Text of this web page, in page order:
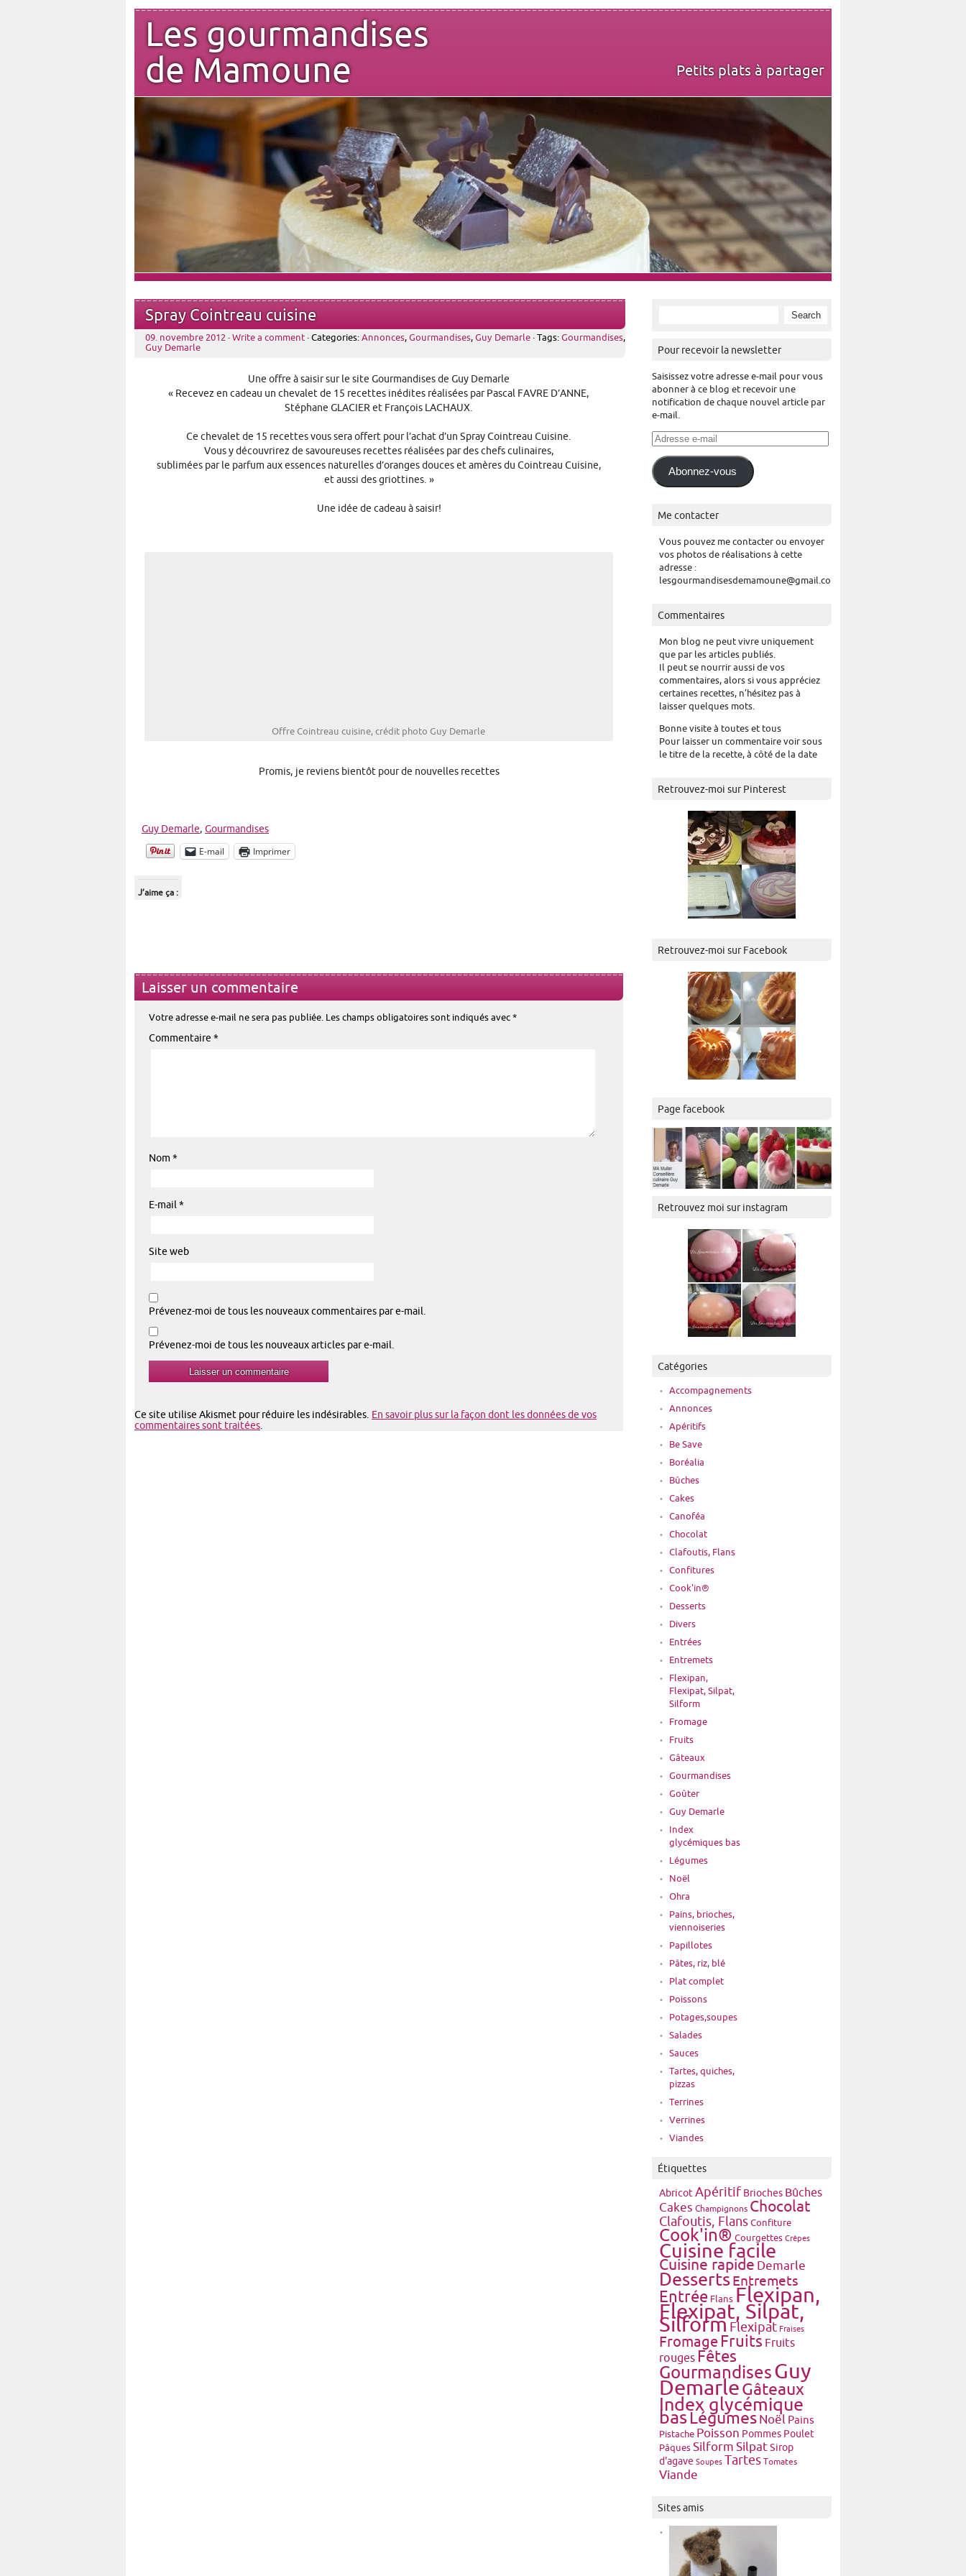
Les gourmandises
de Mamoune
Petits plats à partager
Spray Cointreau cuisine
09. novembre 2012 · Write a comment · Categories: Annonces, Gourmandises, Guy Demarle · Tags: Gourmandises,
Guy Demarle
Une offre à saisir sur le site Gourmandises de Guy Demarle
« Recevez en cadeau un chevalet de 15 recettes inédites réalisées par Pascal FAVRE D’ANNE,
Stéphane GLACIER et François LACHAUX.
Ce chevalet de 15 recettes vous sera offert pour l’achat d’un Spray Cointreau Cuisine.
Vous y découvrirez de savoureuses recettes réalisées par des chefs culinaires,
sublimées par le parfum aux essences naturelles d’oranges douces et amères du Cointreau Cuisine,
et aussi des griottines. »
Une idée de cadeau à saisir!
Offre Cointreau cuisine, crédit photo Guy Demarle
Promis, je reviens bientôt pour de nouvelles recettes
Guy Demarle, Gourmandises
E-mail Imprimer
J’aime ça :
Laisser un commentaire
Votre adresse e-mail ne sera pas publiée. Les champs obligatoires sont indiqués avec *
Commentaire *
Nom *
E-mail *
Site web
Prévenez-moi de tous les nouveaux commentaires par e-mail.
Prévenez-moi de tous les nouveaux articles par e-mail.
Ce site utilise Akismet pour réduire les indésirables. En savoir plus sur la façon dont les données de vos
commentaires sont traitées.
Pour recevoir la newsletter
Saisissez votre adresse e-mail pour vous
abonner à ce blog et recevoir une
notification de chaque nouvel article par
e-mail.
Adresse
mail
Abonnez-vous
Me contacter
Vous pouvez me contacter ou envoyer
vos photos de réalisations à cette
adresse :
lesgourmandisesdemamoune@gmail.com
Commentaires
Mon blog ne peut vivre uniquement
que par les articles publiés.
Il peut se nourrir aussi de vos
commentaires, alors si vous appréciez
certaines recettes, n’hésitez pas à
laisser quelques mots.
Bonne visite à toutes et tous
Pour laisser un commentaire voir sous
le titre de la recette, à côté de la date
Retrouvez-moi sur Pinterest
Retrouvez-moi sur Facebook
Page facebook
Retrouvez moi sur instagram
Catégories
Accompagnements
Annonces
Apéritifs
Be Save
Boréalia
Bûches
Cakes
Canoféa
Chocolat
Clafoutis, Flans
Confitures
Cook'in®
Desserts
Divers
Entrées
Entremets
Flexipan,
Flexipat, Silpat,
Silform
Fromage
Fruits
Gâteaux
Gourmandises
Goûter
Guy Demarle
Index
glycémiques bas
Légumes
Noël
Ohra
Pains, brioches,
viennoiseries
Papillotes
Pâtes, riz, blé
Plat complet
Poissons
Potages,soupes
Salades
Sauces
Tartes, quiches,
pizzas
Terrines
Verrines
Viandes
Étiquettes
Abricot Apéritif Brioches Bûches
Cakes Champignons Chocolat
Clafoutis, Flans Confiture
Cook'in® Courgettes Crêpes
Cuisine facile
Cuisine rapide Demarle
Desserts Entremets
Entrée Flans Flexipan,
Flexipat, Silpat,
Silform Flexipat Fraises
Fromage Fruits Fruits
rouges Fêtes
Gourmandises Guy
Demarle Gâteaux
Index glycémique
bas Légumes Noël Pains
Pistache Poisson Pommes Poulet
Pâques Silform Silpat Sirop
d'agave Soupes Tartes Tomates
Viande
Sites amis